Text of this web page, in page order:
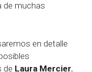
de muchas
en detalle
de Laura Mercier,